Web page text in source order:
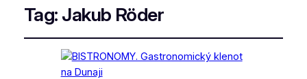
Tag: Jakub Röder